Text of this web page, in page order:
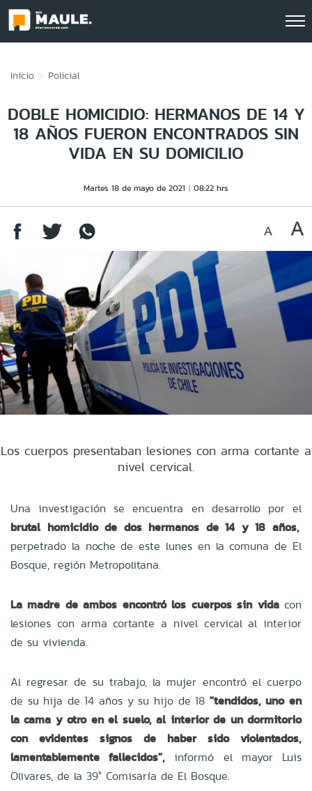
Inicio Policial
DOBLE HOMICIDIO: HERMANOS DE 14 Y
18 AÑOS FUERON ENCONTRADOS SIN
VIDA EN SU DOMICILIO
Martes 18 de mayo de 2021 08:22 hrs
Los cuerpos presentaban lesiones con arma cortante a
nivel cervical.
Una investigación se encuentra en desarrollo por el
brutal homicidio de dos hermanos de 14 y 18 años,
perpetrado la noche de este lunes en la comuna de El
Bosque, región Metropolitana.
La madre de ambos encontró los cuerpos sin vidacon
lesiones con arma cortante a nivel cervical al interior
de su vivienda.
Al regresar de su trabajo, la mujer encontró el cuerpo
de su hija de 14 años y su hijo de 18 "tendidos, uno en
la cama y otro en el suelo, al interior de un dormitorio
con evidentes signos de haber sido violentados,
lamentablemente fallecidos", informó el mayor Luis
Olivares, de la 39° Comisaría de El Bosque.